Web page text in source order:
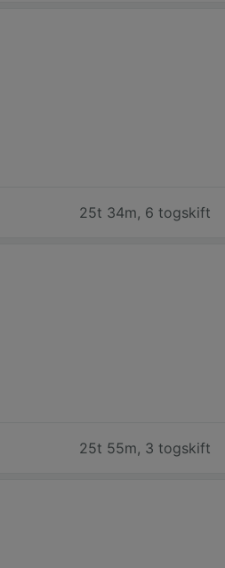
25t 34m, 6 togskift
25t 55m, 3 togskift